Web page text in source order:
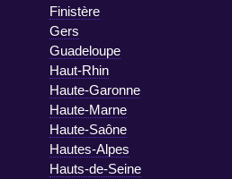
Finistère
Gers
Guadeloupe
Haut-Rhin
Haute-Garonne
Haute-Marne
Haute-Saône
Hautes-Alpes
Hauts-de-Seine